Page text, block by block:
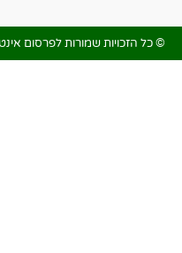
© כל הזכויות שמורות לפרסום